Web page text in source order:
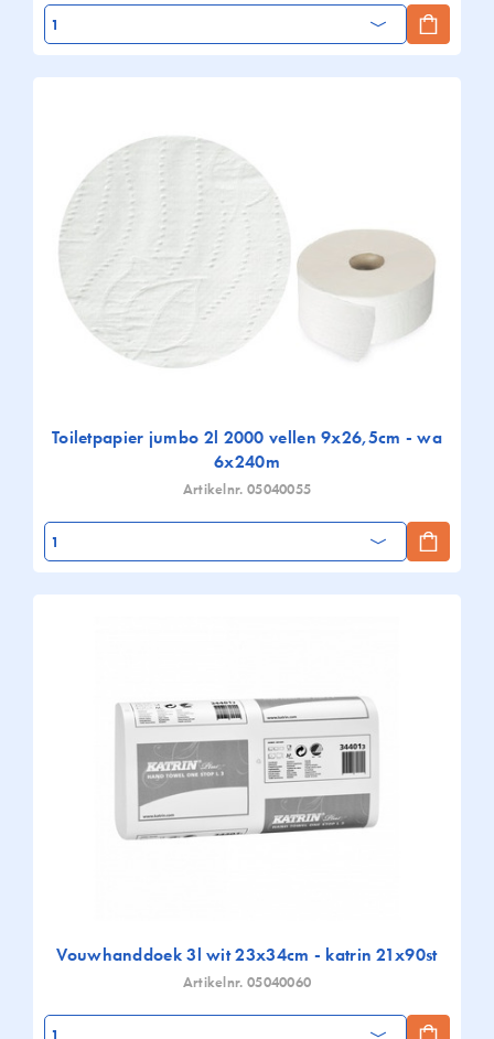
Toiletpapier jumbo 2l 2000 vellen 9x26,5cm - wa
6x240m
Artikelnr. 05040055
Vouwhanddoek 3l wit 23x34cm - katrin 21x90st
Artikelnr. 05040060